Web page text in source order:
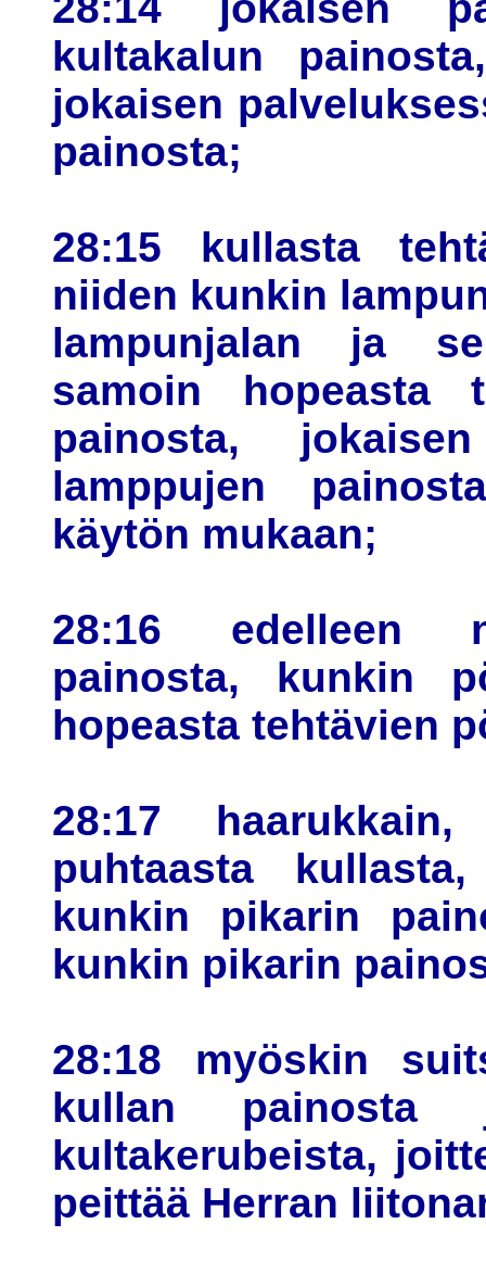
kultakalun
jokaisen
painosta;
28:15 kullasta
niiden kunkin
lampunjalan ja
samoin hopeasta
painosta,
lamppujen
käytön mukaan;
28:16 edelleen
painosta, kunkin
hopeasta tehtävien
28:17
puhtaasta
kunkin pikarin
kunkin pikarin
28:18 myöskin
kullan painosta
kultakerubeista,
peittää Herran